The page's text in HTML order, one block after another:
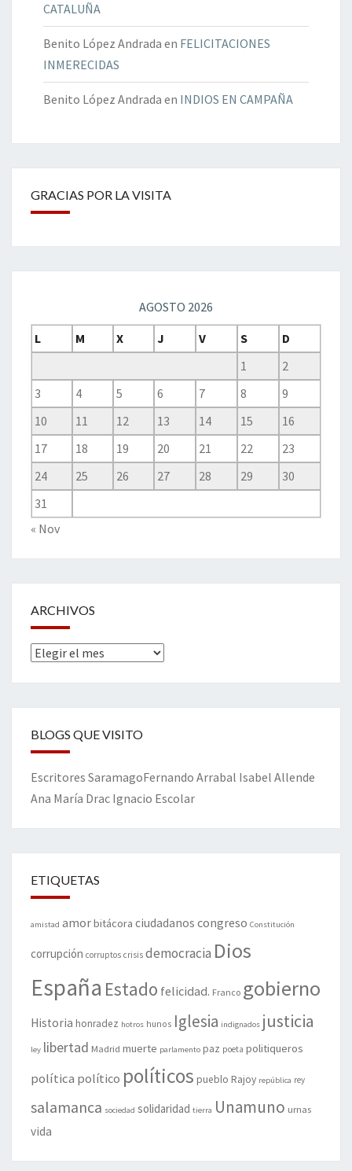
CATALUÑA
Benito López Andrada en FELICITACIONES
INMERECIDAS
Benito López Andrada en INDIOS EN CAMPAÑA
GRACIAS POR LA VISITA
AGOSTO 2026
L
M X J V S
D
1
2
3
4 5 6 7 8
9
10
11 12 13 14 15
16
17
18 19 20 21 22
23
24
25 26 27 28 29
30
31
« Nov
ARCHIVOS
Archivos
BLOGS QUE VISITO
Escritores SaramagoFernando Arrabal Isabel Allende
Ana María Drac Ignacio Escolar
ETIQUETAS
amistad amorbitácora ciudadanos congreso Constitución
corrupción corruptos crisis democracia Dios
España Estado felicidad. Franco gobierno
Historia honradez hotros hunos Iglesia indignados justicia
ley libertad Madrid muerte parlamento paz poeta politiqueros
política político políticos pueblo Rajoy república rey
salamanca sociedad solidaridad tierra Unamuno urnas
vida